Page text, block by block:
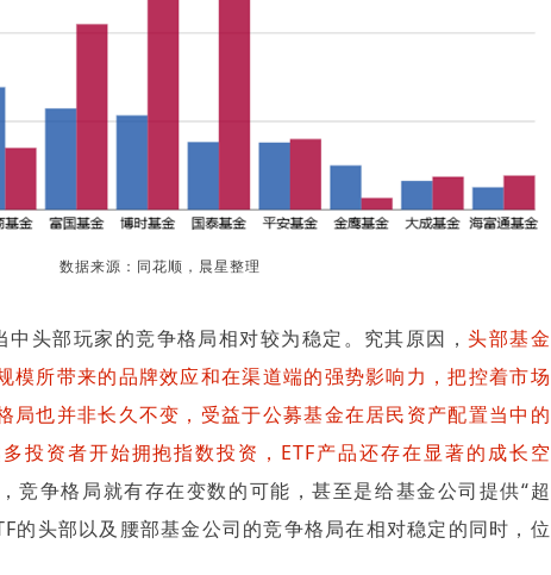
数据来源：同花顺，晨星整理
中头部玩家的竞争格局相对较为稳定。究其原因，头部基金
模所带来的品牌效应和在渠道端的强势影响力，把控着市场
局也并非长久不变，受益于公募基金在居民资产配置当中的
投资者开始拥抱指数投资，ETF产品还存在显著的成长空
竞争格局就有存在变数的可能，甚至是给基金公司提供“超
的头部以及腰部基金公司的竞争格局在相对稳定的同时，位